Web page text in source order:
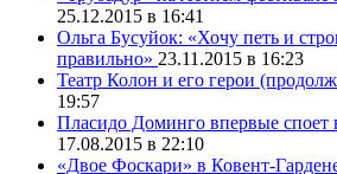
25.12.2015 в 16:41
Ольга Бусуйок: «Хочу петь и
правильно» 23.11.2015 в 16:23
Театр Колон и его герои
19:57
Пласидо Доминго впервые споет
17.08.2015 в 22:10
«Двое Фоскари» в Ковент-